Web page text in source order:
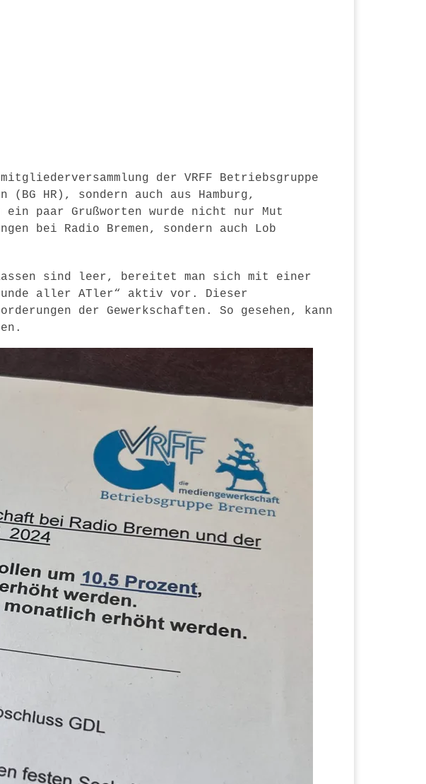
der VRFF Betriebsgruppe
HR), sondern auch aus Hamburg,
paar Grußworten wurde nicht nur Mut
bei Radio Bremen, sondern auch Lob
sind leer, bereitet man sich mit einer
aller ATler“ aktiv vor. Dieser
der Gewerkschaften. So gesehen, kann